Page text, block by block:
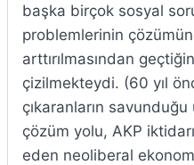
başka birçok sosyal
problemlerinin
arttırılmasından
çizilmekteydi. (60 yıl
çıkaranların
çözüm yolu, AKP
eden neoliberal